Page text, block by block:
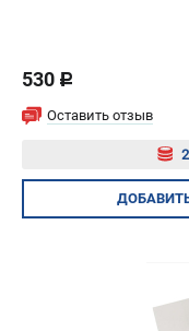
+7
Информация
530 c
Оставить отзыв